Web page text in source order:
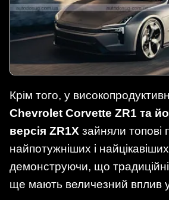
Крім того, у
Chevrolet Corvette ZR1 та
версія ZR1X зайняли топові
найпотужніших і
демонструючи, що
ще мають величезний вплив